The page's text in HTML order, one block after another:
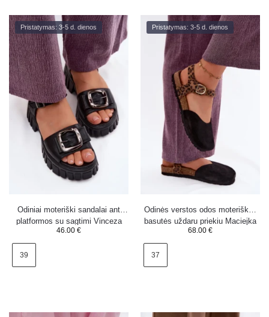
Pristatymas: 3-5 d. dienos
Odiniai moteriški sandalai ant
platformos su sagtimi Vinceza
79611 juodi
46.00 €
39
Pristatymas: 3-5 d. dienos
Odinės verstos odos moteriškos
basutės uždaru priekiu Maciejka
H7365-01 juodos
68.00 €
37